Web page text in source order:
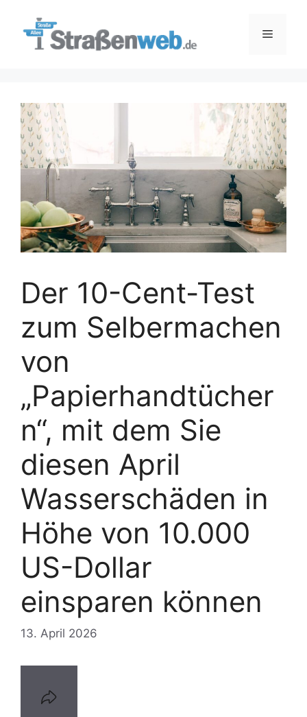
Menü
Der 10-Cent-Test
zum Selbermachen
von
„Papierhandtücher
n“, mit dem Sie
diesen April
Wasserschäden in
Höhe von 10.000
US-Dollar
einsparen können
13. April 2026